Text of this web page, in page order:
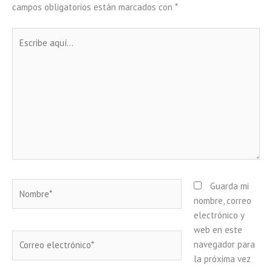
campos obligatorios están marcados con *
aquí...
electrónico*
Guarda mi
nombre, correo
electrónico y
web en este
navegador para
la próxima vez